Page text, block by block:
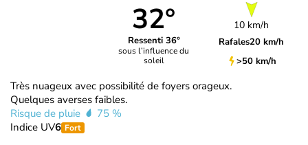
32°
Ressenti 36°
sous l’influence du
soleil
10 km/h
Rafales20 km/h
>50 km/h
Très nuageux avec possibilité de foyers orageux.
Quelques averses faibles.
Risque de pluie
75 %
Indice UV6 Fort